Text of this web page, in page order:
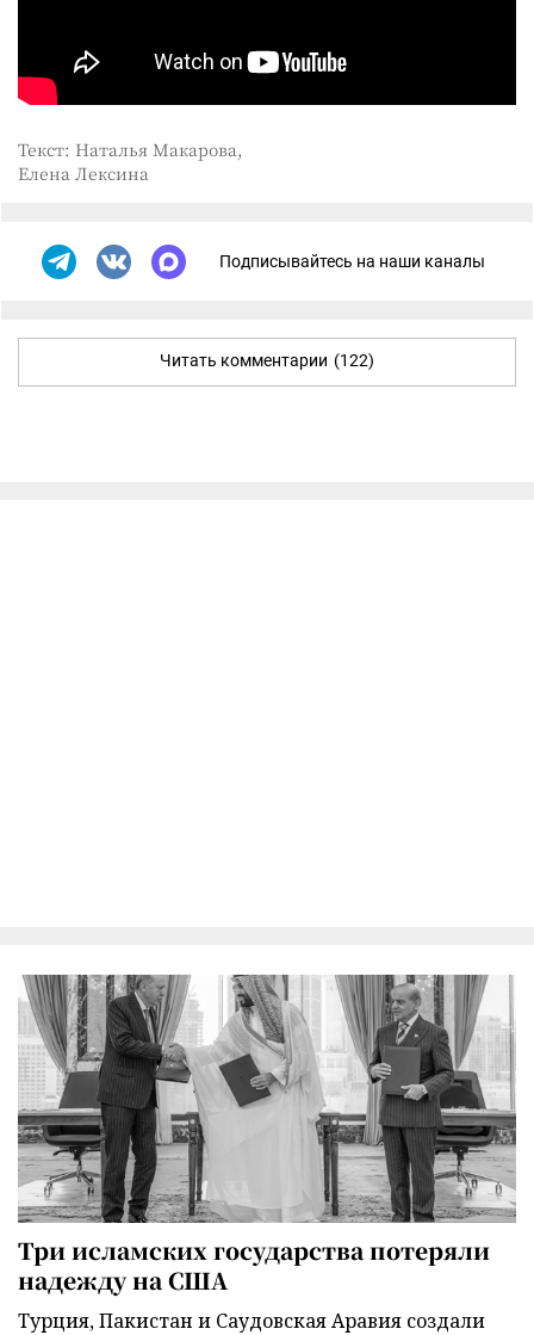
Текст: Наталья Макарова,
Елена Лексина
Подписывайтесь на наши каналы
Читать комментарии (122)
Три исламских государства потеряли
надежду на США
Турция, Пакистан и Саудовская Аравия создали